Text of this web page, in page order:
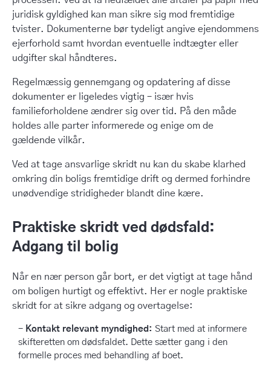
juridisk gyldighed kan man sikre sig mod fremtidige
tvister. Dokumenterne bør tydeligt angive ejendommens
ejerforhold samt hvordan eventuelle indtægter eller
udgifter skal håndteres.
Regelmæssig gennemgang og opdatering af disse
dokumenter er ligeledes vigtig – især hvis
familieforholdene ændrer sig over tid. På den måde
holdes alle parter informerede og enige om de
gældende vilkår.
Ved at tage ansvarlige skridt nu kan du skabe klarhed
omkring din boligs fremtidige drift og dermed forhindre
unødvendige stridigheder blandt dine kære.
Praktiske skridt ved dødsfald:
Adgang til bolig
Når en nær person går bort, er det vigtigt at tage hånd
om boligen hurtigt og effektivt. Her er nogle praktiske
skridt for at sikre adgang og overtagelse:
Kontakt relevant myndighed: Start med at informere
skifteretten om dødsfaldet. Dette sætter gang i den
formelle proces med behandling af boet.